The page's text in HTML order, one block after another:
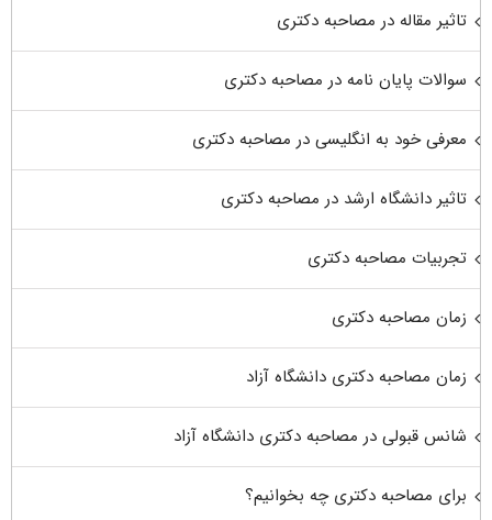
تاثیر مقاله در مصاحبه دکتری
سوالات پایان نامه در مصاحبه دکتری
معرفی خود به انگلیسی در مصاحبه دکتری
تاثیر دانشگاه ارشد در مصاحبه دکتری
تجربیات مصاحبه دکتری
زمان مصاحبه دکتری
زمان مصاحبه دکتری دانشگاه آزاد
شانس قبولی در مصاحبه دکتری دانشگاه آزاد
برای مصاحبه دکتری چه بخوانیم؟